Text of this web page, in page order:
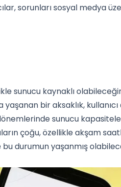
sorunları sosyal medya
sunucu kaynaklı
yaşanan bir aksaklık,
sunucu
çoğu, özellikle akşam
bu durumun yaşanmış